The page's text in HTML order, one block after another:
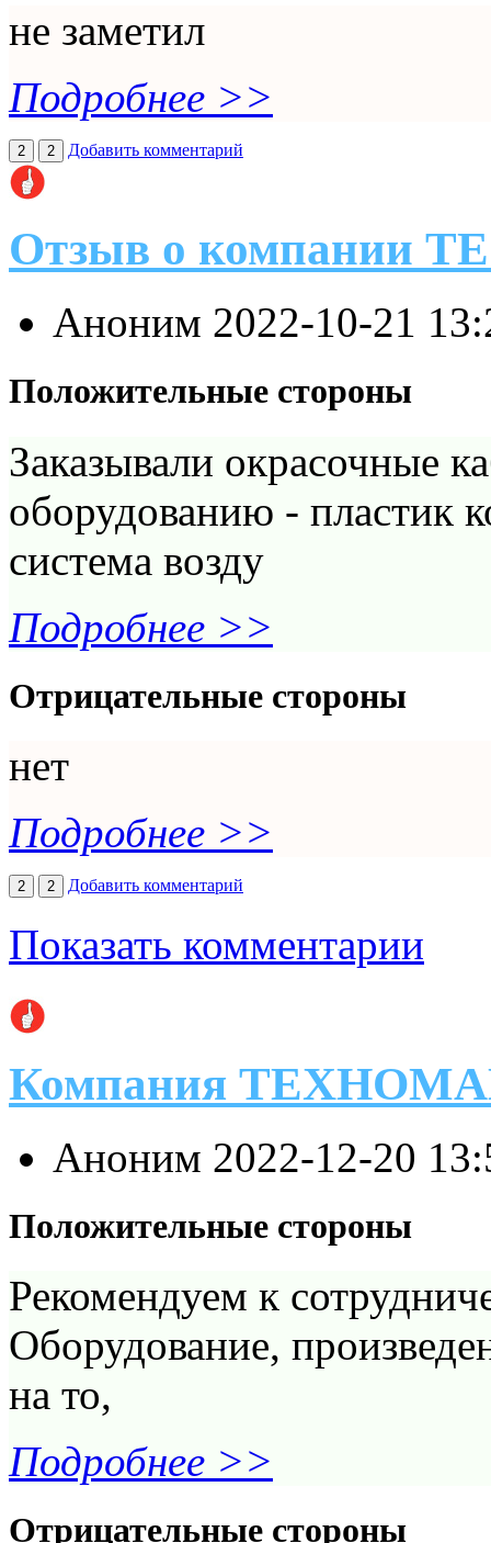
не заметил
Подробнее >>
2 2 Добавить комментарий
Отзыв о компании
Аноним 2022-10-21
Положительные стороны
Заказывали окрасочные
оборудованию - пластик
система возду
Подробнее >>
Отрицательные стороны
нет
Подробнее >>
2 2 Добавить комментарий
Показать комментарии
Компания
Аноним 2022-12-20
Положительные стороны
Рекомендуем к
Оборудование,
на то,
Подробнее >>
Отрицательные стороны